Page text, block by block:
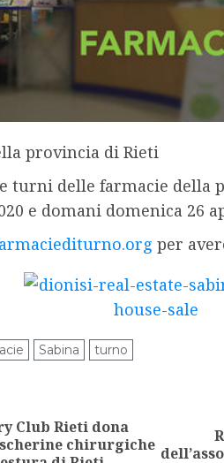
provincia di Rieti
turni delle farmacie della
e domani domenica 26
per
Sabina turno
Club Rieti dona
chirurgicheNext